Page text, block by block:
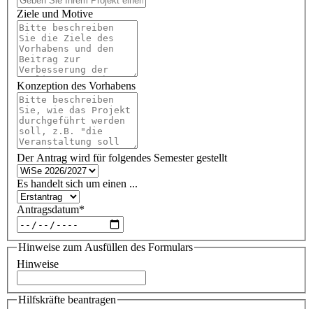
Ziele und Motive
Konzeption des Vorhabens
Der Antrag wird für folgendes Semester gestellt
Es handelt sich um einen ...
Antragsdatum*
Hinweise zum Ausfüllen des Formulars
Hinweise
Hilfskräfte beantragen